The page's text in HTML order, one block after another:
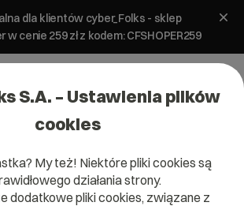
dla klientów cyber_Folks - sklep
cenie 259 zł z kodem: CFSHOPER259
S.A. – Ustawienia plików
cookies
My też! Niektóre pliki cookies są
działania strony.
dodatkowe pliki cookies, związane z